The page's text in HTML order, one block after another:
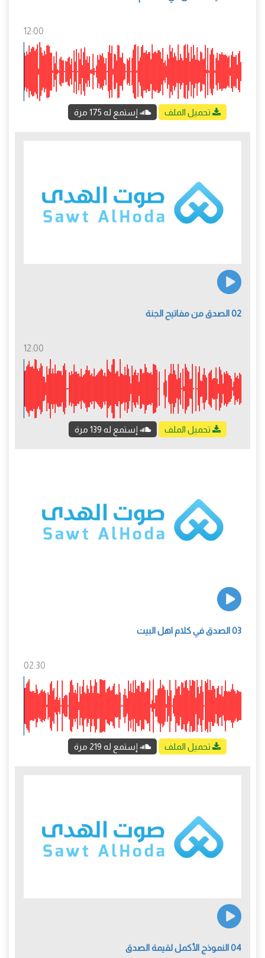
12:00
تحميل الملف إستمع له 175 مرة
02 الصدق من مفاتيح الجنة
12:00
تحميل الملف إستمع له 139 مرة
03 الصدق في كلام اهل البيت
02:30
تحميل الملف إستمع له 219 مرة
04 النموذج الأكمل لقيمة الصدق